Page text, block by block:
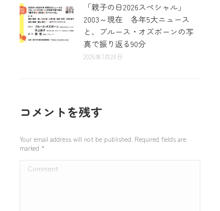
「親子の日2026スペシャル」
2003～現在 各年5大ニュース
と、ブルース・オズボーンの写
真で振り返る90分
2026年7月24日
コメントを残す
Your email address will not be published. Required fields are
marked *
Comment